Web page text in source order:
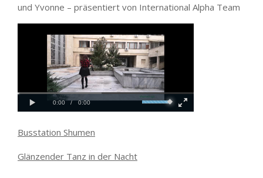
und Yvonne – präsentiert von International Alpha Team
Busstation Shumen
Glänzender Tanz in der Nacht